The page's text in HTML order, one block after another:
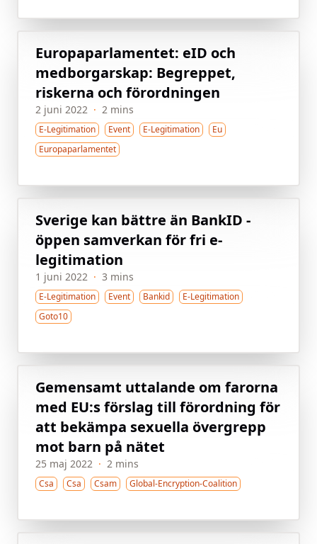
Europaparlamentet: eID och
medborgarskap: Begreppet,
riskerna och förordningen
2 juni 2022 · 2 mins
E-Legitimation Event E-Legitimation
Eu
Europaparlamentet
Sverige kan bättre än BankID -
öppen samverkan för fri e-
legitimation
1 juni 2022 · 3 mins
E-Legitimation Event Bankid
E-Legitimation
Goto10
Gemensamt uttalande om farorna
med EU:s förslag till förordning för
att bekämpa sexuella övergrepp
mot barn på nätet
25 maj 2022 · 2 mins
Csa Csa Csam Global-Encryption-Coalition